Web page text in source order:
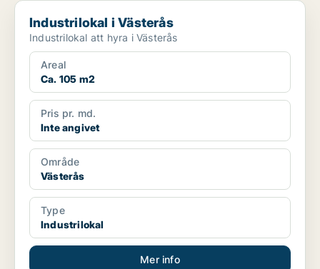
Industrilokal i Västerås
Industrilokal i Västerås
Industrilokal att hyra i Västerås
Areal
Ca. 105 m2
Pris pr. md.
Inte angivet
Område
Västerås
Type
Industrilokal
Mer info